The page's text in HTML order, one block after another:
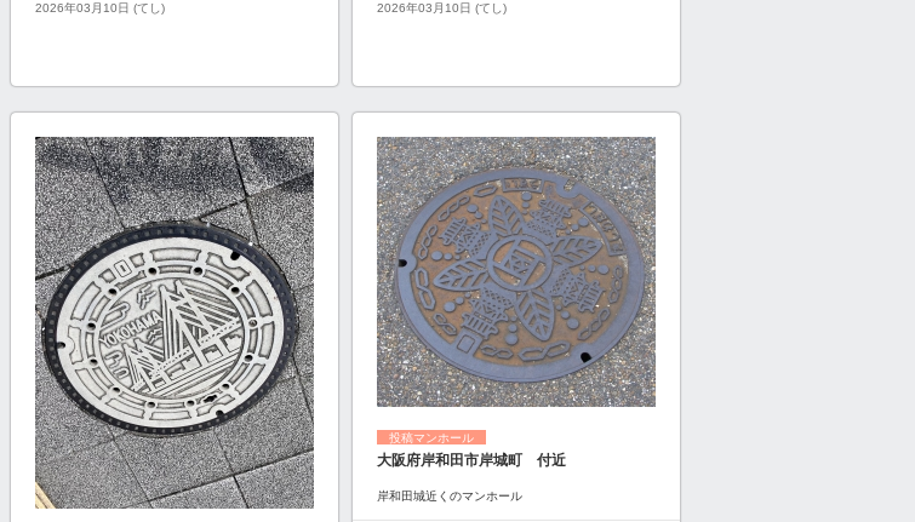
2026年03月10日 (てし) 2026年03月10日 (てし)
投稿マンホール
大阪府岸和田市岸城町 付近
岸和田城近くのマンホール